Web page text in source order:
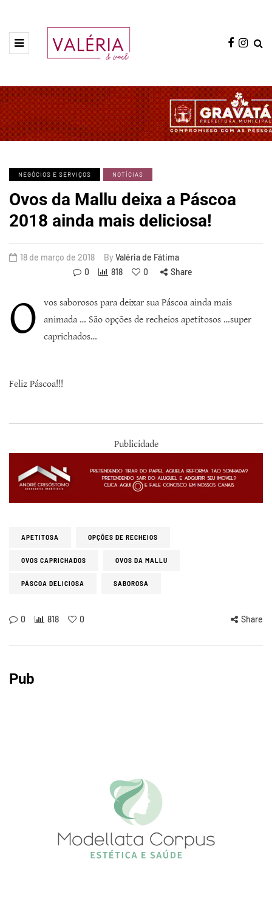
NEGÓCIOS E SERVIÇOS NOTÍCIAS
Ovos da Mallu deixa a Páscoa
2018 ainda mais deliciosa!
18 de março de 2018 By Valéria de Fátima
0
818 0 Share
O
vos saborosos para deixar sua Páscoa ainda mais
animada … São opções de recheios apetitosos …super
caprichados…
Feliz Páscoa!!!
Publicidade
APETITOSA OPÇÕES DE RECHEIOS
OVOS CAPRICHADOS OVOS DA MALLU
PÁSCOA DELICIOSA SABOROSA
0 818 0 Share
Pub